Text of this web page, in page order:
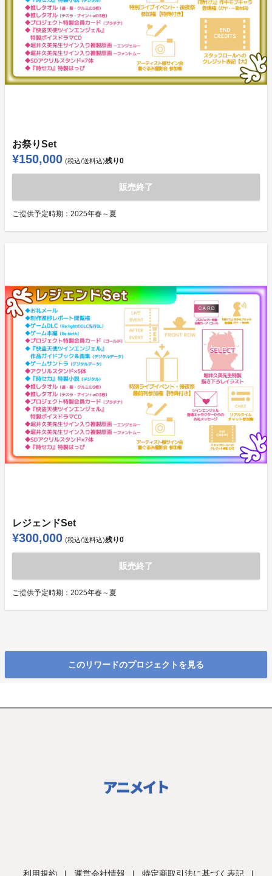
お祭りSet
¥150,000 (税込/送料込)残り0
販売終了
ご提供予定時期： 2025年春～夏
レジェンドSet
¥300,000 (税込/送料込)残り0
販売終了
ご提供予定時期： 2025年春～夏
このリワードのプロジェクトを見る
利用規約 | 運営会社情報 | 特定商取引法に基づく表記 |